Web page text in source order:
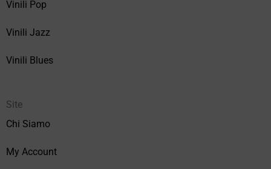
Vinili Pop
Vinili Jazz
Vinili Blues
Site
Chi Siamo
My Account